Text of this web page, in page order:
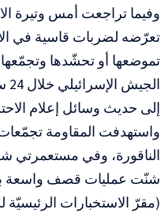
وفيما تراجعت أمس وتيرة
تعرّضه لضربات قاسية في
تموضعها أو تحشّدها
إلى حديث وسائل إعلام الاحتلال عن مقتل 12 جندياً،
واستهدفت المقاومة
الناقورة، وفي مستعمرتي
شنّت عمليات قصف واسعة
(مقرّ ‏الاستخبارات